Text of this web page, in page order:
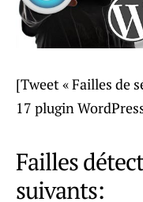
[Tweet « Failles de
17 plugin
Failles
suivants: